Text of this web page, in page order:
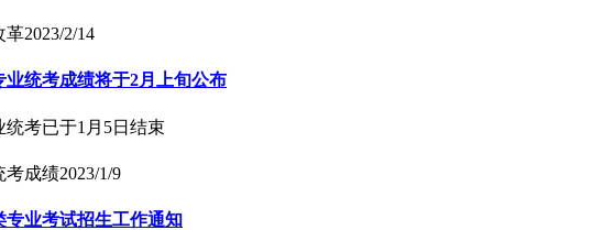
革2023/2/14
统考成绩将于2月上旬公布
考已于1月5日结束
考成绩2023/1/9
专业考试招生工作通知